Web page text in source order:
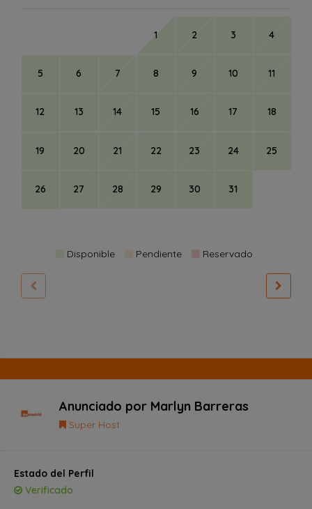
1 2 3 4
5 6 7 8 9 10 11
12 13 14 15 16 17 18
19 20 21 22 23 24 25
26 27 28 29 30 31
Disponible Pendiente Reservado
Anunciado por Marlyn Barreras
Super Host
Estado del Perfil
Verificado